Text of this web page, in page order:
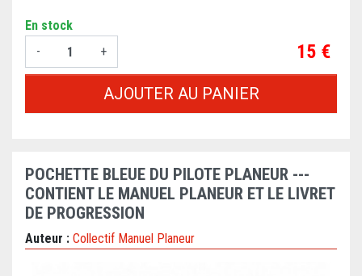
En stock
-
+ Prix
15 €
AJOUTER AU PANIER
POCHETTE BLEUE DU PILOTE PLANEUR ---
CONTIENT LE MANUEL PLANEUR ET LE LIVRET
DE PROGRESSION
Auteur : Collectif Manuel Planeur